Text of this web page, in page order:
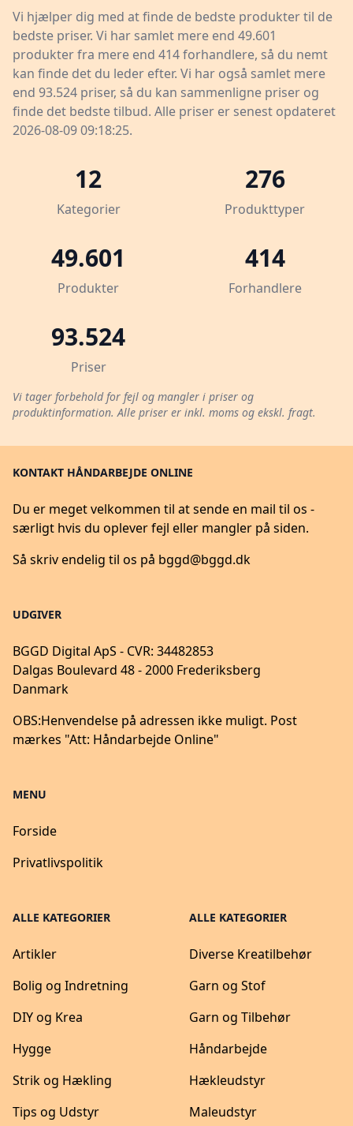
Vi hjælper dig med at finde de bedste produkter til de
bedste priser. Vi har samlet mere end 49.601
produkter fra mere end 414 forhandlere, så du nemt
kan finde det du leder efter. Vi har også samlet mere
end 93.524 priser, så du kan sammenligne priser og
finde det bedste tilbud. Alle priser er senest opdateret
2026-08-09 09:18:25.
12
Kategorier
276
Produkttyper
49.601
Produkter
414
Forhandlere
93.524
Priser
Vi tager forbehold for fejl og mangler i priser og
produktinformation. Alle priser er inkl. moms og ekskl. fragt.
KONTAKT HÅNDARBEJDE ONLINE
Du er meget velkommen til at sende en mail til os -
særligt hvis du oplever fejl eller mangler på siden.
Så skriv endelig til os på bggd@bggd.dk
UDGIVER
BGGD Digital ApS - CVR: 34482853
Dalgas Boulevard 48 - 2000 Frederiksberg
Danmark
OBS:Henvendelse på adressen ikke muligt. Post
mærkes "Att: Håndarbejde Online"
MENU
Forside
Privatlivspolitik
ALLE KATEGORIER
Artikler
Bolig og Indretning
DIY og Krea
Hygge
Strik og Hækling
Tips og Udstyr
ALLE KATEGORIER
Diverse Kreatilbehør
Garn og Stof
Garn og Tilbehør
Håndarbejde
Hækleudstyr
Maleudstyr